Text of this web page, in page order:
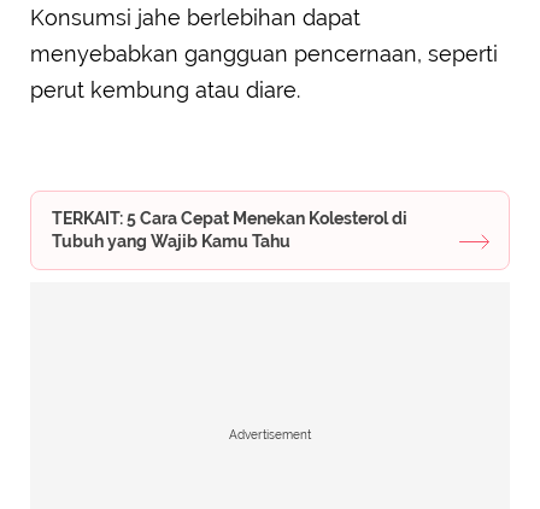
Konsumsi jahe berlebihan dapat
menyebabkan gangguan pencernaan, seperti
perut kembung atau diare.
TERKAIT: 5 Cara Cepat Menekan Kolesterol di
Tubuh yang Wajib Kamu Tahu
Advertisement